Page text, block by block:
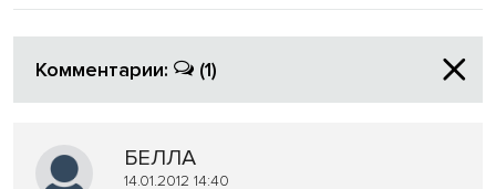
Комментарии: (1)
БЕЛЛА
14.01.2012 14:40